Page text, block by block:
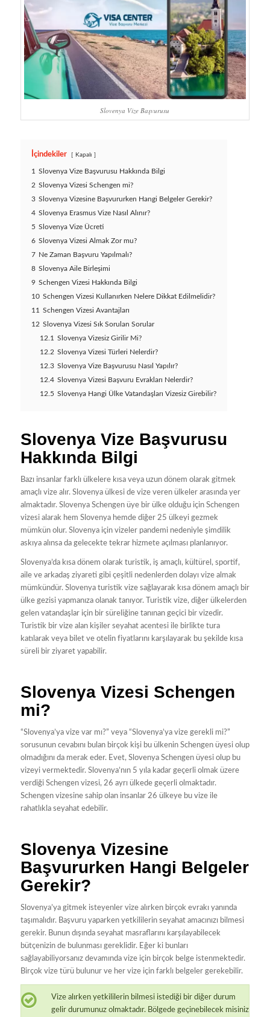
Slovenya Vize Başvurusu
İçindekiler Kapalı
1 Slovenya Vize Başvurusu Hakkında Bilgi
2 Slovenya Vizesi Schengen mi?
3 Slovenya Vizesine Başvururken Hangi Belgeler Gerekir?
4 Slovenya Erasmus Vize Nasıl Alınır?
5 Slovenya Vize Ücreti
6 Slovenya Vizesi Almak Zor mu?
7 Ne Zaman Başvuru Yapılmalı?
8 Slovenya Aile Birleşimi
9 Schengen Vizesi Hakkında Bilgi
10 Schengen Vizesi Kullanırken Nelere Dikkat Edilmelidir?
11 Schengen Vizesi Avantajları
12 Slovenya Vizesi Sık Sorulan Sorular
12.1 Slovenya Vizesiz Girilir Mi?
12.2 Slovenya Vizesi Türleri Nelerdir?
12.3 Slovenya Vize Başvurusu Nasıl Yapılır?
12.4 Slovenya Vizesi Başvuru Evrakları Nelerdir?
12.5 Slovenya Hangi Ülke Vatandaşları Vizesiz Girebilir?
Slovenya Vize Başvurusu
Hakkında Bilgi
Bazı insanlar farklı ülkelere kısa veya uzun dönem olarak gitmek
amaçlı vize alır. Slovenya ülkesi de vize veren ülkeler arasında yer
almaktadır. Slovenya Schengen üye bir ülke olduğu için Schengen
vizesi alarak hem Slovenya hemde diğer 25 ülkeyi gezmek
mümkün olur. Slovenya için vizeler pandemi nedeniyle şimdilik
askıya alınsa da gelecekte tekrar hizmete açılması planlanıyor.
Slovenya’da kısa dönem olarak turistik, iş amaçlı, kültürel, sportif,
aile ve arkadaş ziyareti gibi çeşitli nedenlerden dolayı vize almak
mümkündür. Slovenya turistik vize sağlayarak kısa dönem amaçlı bir
ülke gezisi yapmanıza olanak tanıyor. Turistik vize, diğer ülkelerden
gelen vatandaşlar için bir süreliğine tanınan geçici bir vizedir.
Turistik bir vize alan kişiler seyahat acentesi ile birlikte tura
katılarak veya bilet ve otelin fiyatlarını karşılayarak bu şekilde kısa
süreli bir ziyaret yapabilir.
Slovenya Vizesi Schengen
mi?
“Slovenya’ya vize var mı?” veya “Slovenya’ya vize gerekli mi?”
sorusunun cevabını bulan birçok kişi bu ülkenin Schengen üyesi olup
olmadığını da merak eder. Evet, Slovenya Schengen üyesi olup bu
vizeyi vermektedir. Slovenya’nın 5 yıla kadar geçerli olmak üzere
verdiği Schengen vizesi, 26 ayrı ülkede geçerli olmaktadır.
Schengen vizesine sahip olan insanlar 26 ülkeye bu vize ile
rahatlıkla seyahat edebilir.
Slovenya Vizesine
Başvururken Hangi Belgeler
Gerekir?
Slovenya’ya gitmek isteyenler vize alırken birçok evrakı yanında
taşımalıdır. Başvuru yaparken yetkililerin seyahat amacınızı bilmesi
gerekir. Bunun dışında seyahat masraflarını karşılayabilecek
bütçenizin de bulunması gereklidir. Eğer ki bunları
sağlayabiliyorsanız devamında vize için birçok belge istenmektedir.
Birçok vize türü bulunur ve her vize için farklı belgeler gerekebilir.
Vize alırken yetkililerin bilmesi istediği bir diğer durum
gelir durumunuz olmaktadır. Bölgede geçinebilecek misiniz